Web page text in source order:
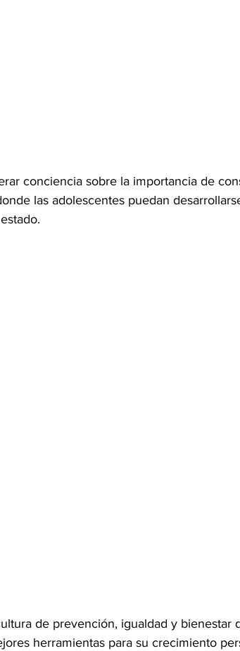
conciencia sobre la importancia de
las adolescentes puedan
de prevención, igualdad y bienestar
herramientas para su crecimiento